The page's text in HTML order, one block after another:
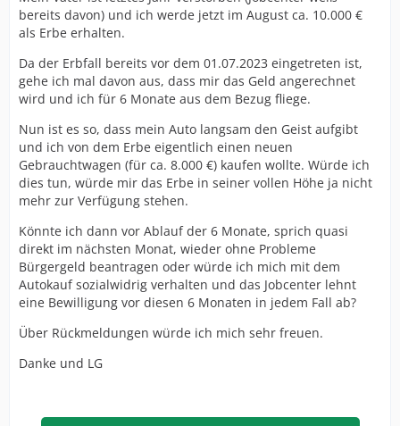
bereits davon) und ich werde jetzt im August ca. 10.000 €
als Erbe erhalten.
Da der Erbfall bereits vor dem 01.07.2023 eingetreten ist,
gehe ich mal davon aus, dass mir das Geld angerechnet
wird und ich für 6 Monate aus dem Bezug fliege.
Nun ist es so, dass mein Auto langsam den Geist aufgibt
und ich von dem Erbe eigentlich einen neuen
Gebrauchtwagen (für ca. 8.000 €) kaufen wollte. Würde ich
dies tun, würde mir das Erbe in seiner vollen Höhe ja nicht
mehr zur Verfügung stehen.
Könnte ich dann vor Ablauf der 6 Monate, sprich quasi
direkt im nächsten Monat, wieder ohne Probleme
Bürgergeld beantragen oder würde ich mich mit dem
Autokauf sozialwidrig verhalten und das Jobcenter lehnt
eine Bewilligung vor diesen 6 Monaten in jedem Fall ab?
Über Rückmeldungen würde ich mich sehr freuen.
Danke und LG